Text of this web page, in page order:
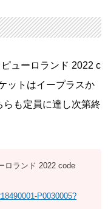
ューロランド 2022 c
ットはイープラスか
も定員に達し次第終
ロランド 2022 code
P0030005?